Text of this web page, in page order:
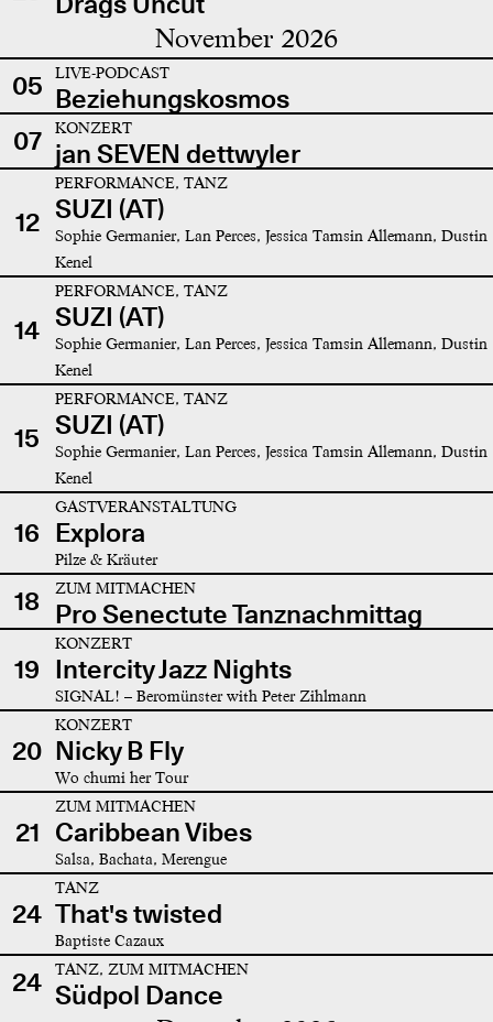
November 2026
05 LIVE-PODCAST
Beziehungskosmos
07
KONZERT
jan SEVEN dettwyler
12
PERFORMANCE, TANZ
SUZI (AT)
Sophie Germanier, Lan Perces, Jessica Tamsin Allemann, Dustin
Kenel
14
PERFORMANCE, TANZ
SUZI (AT)
Sophie Germanier, Lan Perces, Jessica Tamsin Allemann, Dustin
Kenel
15
PERFORMANCE, TANZ
SUZI (AT)
Sophie Germanier, Lan Perces, Jessica Tamsin Allemann, Dustin
Kenel
16
GASTVERANSTALTUNG
Explora
Pilze & Kräuter
18 ZUM MITMACHEN
Pro Senectute Tanznachmittag
19
KONZERT
Intercity Jazz Nights
SIGNAL! – Beromünster with Peter Zihlmann
20
KONZERT
Nicky B Fly
Wo chumi her Tour
21
ZUM MITMACHEN
Caribbean Vibes
Salsa, Bachata, Merengue
24
TANZ
That's twisted
Baptiste Cazaux
24 TANZ, ZUM MITMACHEN
Südpol Dance